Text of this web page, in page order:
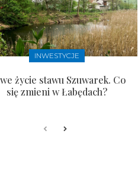
INWESTYCJE
życie stawu Szuwarek. Co
się zmieni w Łabędach?